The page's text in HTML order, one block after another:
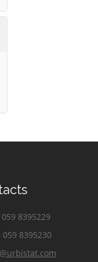
8395229
8395230